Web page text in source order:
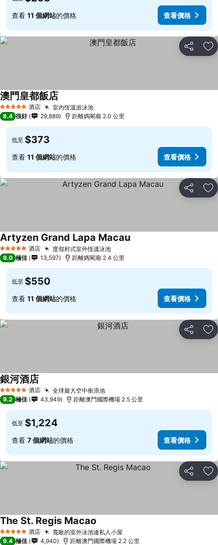
查看 11 個網站的價格 查看價格
分享 放
5 星級 酒店 室內恆溫游泳池
澳門皇都飯店
8.4 很好 29,889 距離媽閣廟 2.0 公里
低至 $373
查看 11 個網站的價格 查看價格
分享 放
5 星級 酒店 度假村式室外恆溫泳池
Artyzen Grand Lapa Macau
9.0 極佳 13,597 距離媽閣廟 2.4 公里
低至 $550
查看 11 個網站的價格 查看價格
分享 放
5 星級 酒店 全球最大空中衝浪池
銀河酒店
9.2 極佳 43,949 距離澳門國際機場 2.5 公里
低至 $1,224
查看 7 個網站的價格 查看價格
分享 放
5 星級 酒店 寬敞的室外泳池連私人小屋
The St. Regis Macao
9.4 極佳 4,940 距離澳門國際機場 2.2 公里